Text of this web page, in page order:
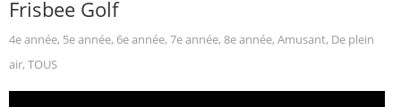
Frisbee Golf
4e année, 5e année, 6e année, 7e année, 8e année, Amusant, De plein
air, TOUS